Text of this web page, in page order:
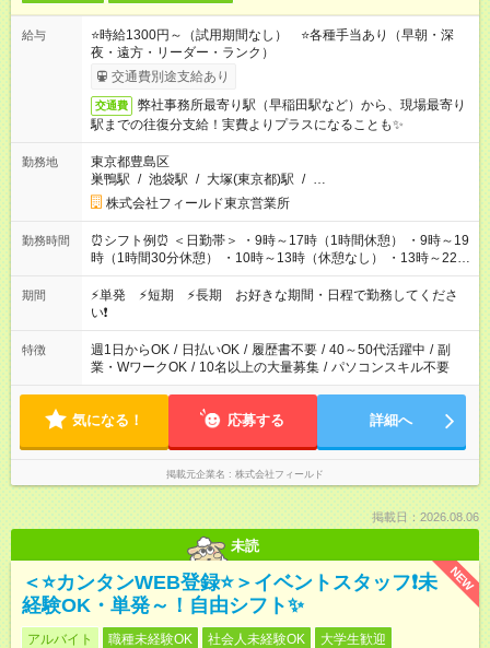
給与
⭐時給1300円～（試用期間なし） ⭐各種手当あり（早朝・深
夜・遠方・リーダー・ランク）
交通費別途支給あり
交通費
弊社事務所最寄り駅（早稲田駅など）から、現場最寄り
駅までの往復分支給！実費よりプラスになることも✨
勤務地
東京都豊島区
巣鴨駅 / 池袋駅 / 大塚(東京都)駅 / …
株式会社フィールド東京営業所
勤務時間
⏰シフト例⏰ ＜日勤帯＞ ・9時～17時（1時間休憩） ・9時～19
時（1時間30分休憩） ・10時～13時（休憩なし） ・13時～22時
（1時間休憩） ＜夜勤帯＞ ・22時～午前2時（休憩なし） ・23
時～午前7時（1時間休憩） ・午前0時～6時（休憩なし） ※案件
や日程により変動があります。 ※なるべく希望シフトに合うよ
う調整しております。
期間
⚡単発 ⚡短期 ⚡長期 お好きな期間・日程で勤務してくださ
い❗
特徴 週1日からOK / 日払いOK / 履歴書不要 / 40～50代活躍中 / 副
業・WワークOK / 10名以上の大量募集 / パソコンスキル不要
気になる！ 応募する 詳細へ
掲載元企業名 株式会社フィールド
掲載日：2026.08.06
未読
NEW
＜⭐カンタンWEB登録⭐＞イベントスタッフ❗未
経験OK・単発～！自由シフト✨
アルバイト 職種未経験OK 社会人未経験OK
大学生歓迎